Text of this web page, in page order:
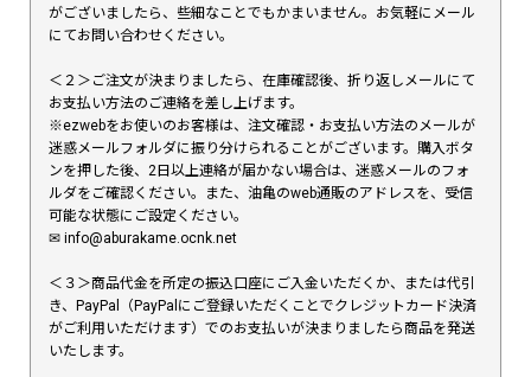
がございましたら、些細なことでもかまいません。お気軽にメール
にてお問い合わせください。
＜２＞ご注文が決まりましたら、在庫確認後、折り返しメールにて
お支払い方法のご連絡を差し上げます。
※ezwebをお使いのお客様は、注文確認・お支払い方法のメールが
迷惑メールフォルダに振り分けられることがございます。購入ボタ
ンを押した後、2日以上連絡が届かない場合は、迷惑メールのフォ
ルダをご確認ください。また、油亀のweb通販のアドレスを、受信
可能な状態にご設定ください。
✉︎ info@aburakame.ocnk.net
＜３＞商品代金を所定の振込口座にご入金いただくか、または代引
き、PayPal（PayPalにご登録いただくことでクレジットカード決済
がご利用いただけます）でのお支払いが決まりましたら商品を発送
いたします。